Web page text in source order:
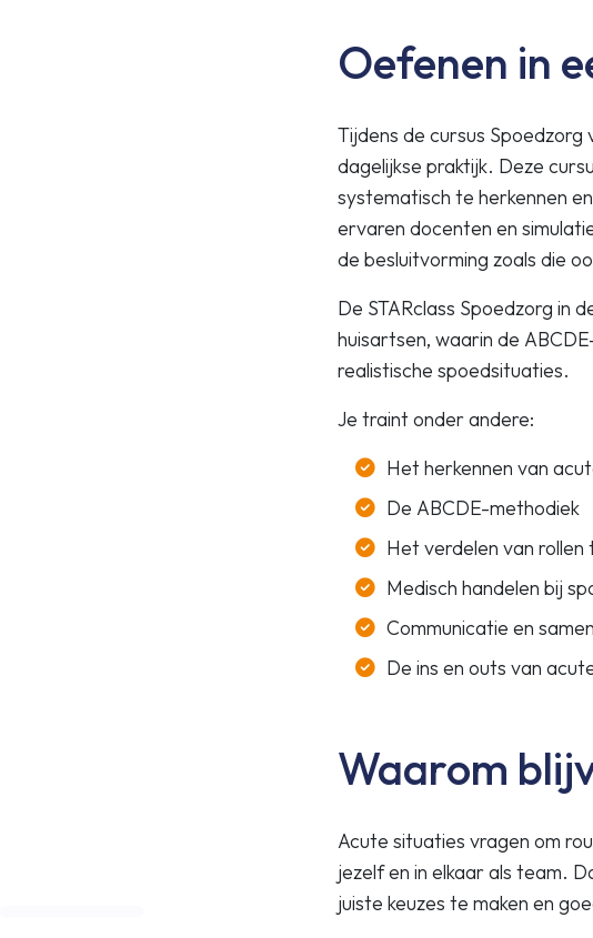
Oefenen in
Tijdens de cursus Spoedzorg
dagelijkse praktijk. Deze
systematisch te herkennen
ervaren docenten en
de besluitvorming zoals die
De STARclass Spoedzorg in
huisartsen, waarin de
realistische spoedsituaties.
Je traint onder andere:
Het herkennen van
De ABCDE-methodiek
Het verdelen van rollen
Medisch handelen bij
Communicatie en
De ins en outs van
Waarom
Acute situaties vragen om
jezelf en in elkaar als team.
juiste keuzes te maken en